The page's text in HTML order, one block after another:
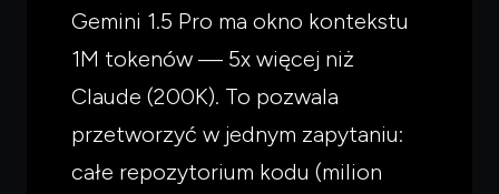
Gemini 1.5 Pro ma okno kontekstu
1M tokenów — 5x więcej niż
Claude (200K). To pozwala
przetworzyć w jednym zapytaniu:
całe repozytorium kodu (milion